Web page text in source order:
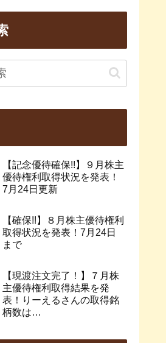
【記念優待確保!!】９月株主
優待権利取得状況を発表！
7月24日更新
【確保!!】８月株主優待権利
取得状況を発表！7月24日
まで
【現渡注文完了！】７月株
主優待権利取得結果を発
表！りーえるさんの取得銘
柄数は…